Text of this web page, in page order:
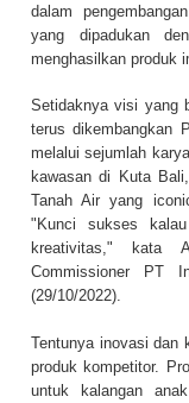
dalam
yang dipadukan
menghasilkan produk
Setidaknya visi yang
terus dikembangkan
melalui sejumlah
kawasan di Kuta
Tanah Air yang
"Kunci sukses
kreativitas," kata
Commissioner PT
(29/10/2022).
Tentunya inovasi dan
produk kompetitor.
untuk kalangan